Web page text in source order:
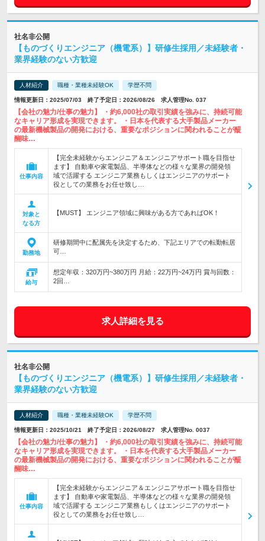
社名非公開
【ものづくりエンジニア（機電系）】研修生採用／未経験者・
業界経験のない方歓迎
人材紹介 職種・業種未経験OK 学歴不問
情報更新日：2025/07/03 終了予定日：2026/08/26 求人管理No. 037
【会社の魅力/仕事の魅力】 ・約6,000社の取引実績を強みに、持続可能
なキャリア形成を実現できます。 ・日本を代表する大手製品メーカー
の最新機械製品の開発における、重要なポジションに関われることが醍
醐味…
仕事内容
【完全未経験からエンジニア＆エンジニアサポート職を目指せ
ます】 自動車や家電製品、半導体などの様々な業界の開発領
域で活躍する エンジニア業務もしくはエンジニアのサポート
役としての業務をお任せ致し…
対象と
なる方
【MUST】 エンジニア領域に興味がある方であればOK！
勤務地
研修期間中に配属先を決定するため、下記エリアでの転勤転居
可…
給与
想定年収：320万円~380万円 月給：22万円~24万円 賞与回数：
2回…
求人詳細を見る
社名非公開
【ものづくりエンジニア（機電系）】研修生採用／未経験者・
業界経験のない方歓迎
人材紹介 職種・業種未経験OK 学歴不問
情報更新日：2025/10/21 終了予定日：2026/08/27 求人管理No. 0037
【会社の魅力/仕事の魅力】 ・約6,000社の取引実績を強みに、持続可能
なキャリア形成を実現できます。 ・日本を代表する大手製品メーカー
の最新機械製品の開発における、重要なポジションに関われることが醍
醐味…
仕事内容
【完全未経験からエンジニア＆エンジニアサポート職を目指せ
ます】 自動車や家電製品、半導体などの様々な業界の開発領
域で活躍する エンジニア業務もしくはエンジニアのサポート
役としての業務をお任せ致し…